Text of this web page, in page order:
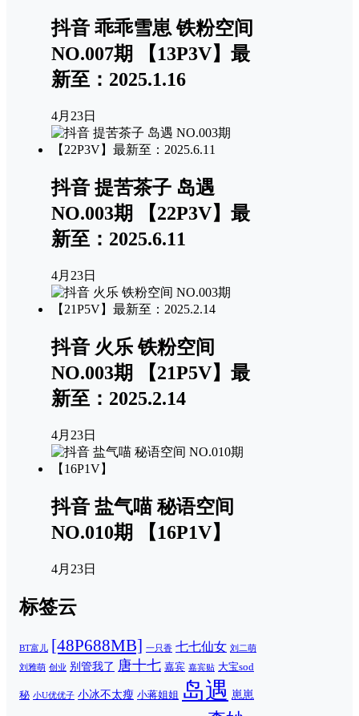
抖音 乖乖雪崽 铁粉空间
NO.007期 【13P3V】最
新至：2025.1.16
4月23日
抖音 提苦茶子 岛遇
NO.003期 【22P3V】最
新至：2025.6.11
4月23日
抖音 火乐 铁粉空间
NO.003期 【21P5V】最
新至：2025.2.14
4月23日
抖音 盐气喵 秘语空间
NO.010期 【16P1V】
4月23日
标签云
BT富儿 [48P688MB] 一只香 七七仙女 刘二萌
刘雅萌 创业 别管我了 唐十七 嘉宾 嘉宾贴 大宝sod
秘 小U优优子 小冰不太瘦 小蒋姐姐 岛遇 崽崽